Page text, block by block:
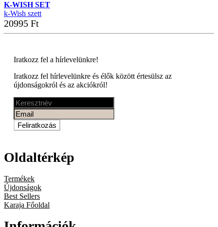
K-WISH SET
k-Wish szett
20995 Ft
Iratkozz fel a hírlevelünkre!
Iratkozz fel hírlevelünkre és élők között értesülsz az
újdonságokról és az akciókról!
Feliratkozás
Oldaltérkép
Termékek
Újdonságok
Best Sellers
Karaja Főoldal